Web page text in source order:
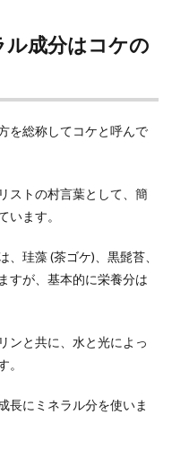
成分はコケの
を総称してコケと呼んで
ストの村言葉として、簡
います。
珪藻 (茶ゴケ)、黒髭苔、
すが、基本的に栄養分は
ンと共に、水と光によっ
。
長にミネラル分を使いま